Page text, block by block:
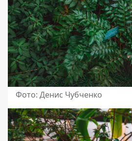
Фото: Денис Чубченко